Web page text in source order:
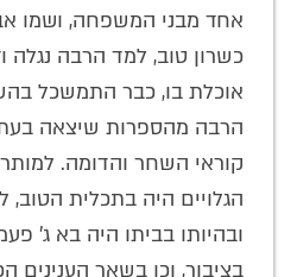
אחד מבני המשפחה, ושמו
כשרון טוב, למד הרבה נגלה
אוכלת בו, כבר התמשכל
הרבה מהספרות שיצאה בעת
קוראי השחר והדומה. למותר
הגלויים היה בתכלית הטוב,
ובהיותו בביתו היה בא ג'
בציבור, וכן בשאר הענינים